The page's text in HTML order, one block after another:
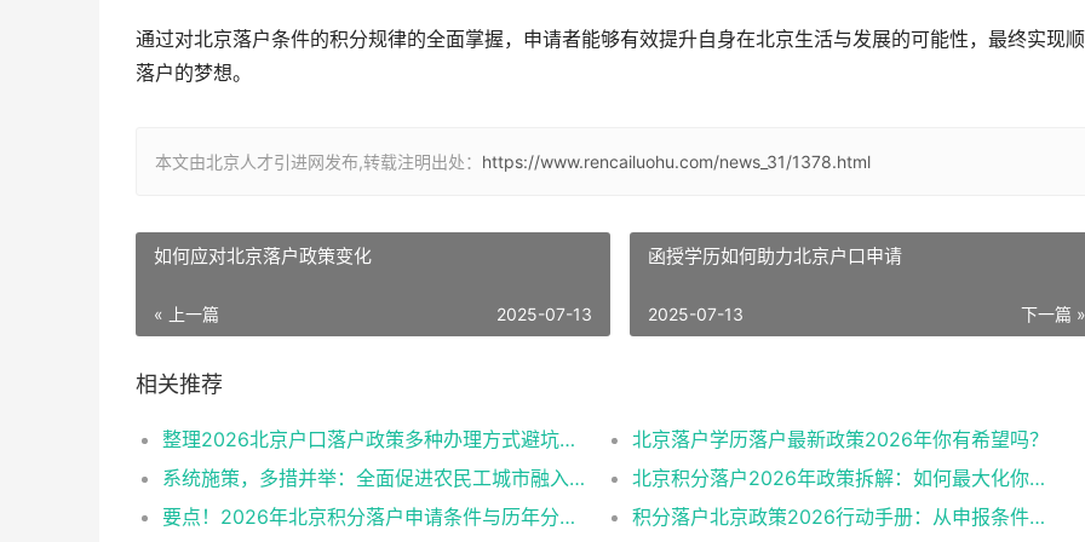
通过对北京落户条件的积分规律的全面掌握，申请者能够有效提升自身在北京生活与发展的可能性，最终实现
落户的梦想。
本文由北京人才引进网发布,转载注明出处： https://www.rencailuohu.com/news_31/1378.html
如何应对北京落户政策变化
« 上一篇 2025-07-13
函授学历如何助力北京户口申请
下一篇 »
2025-07-13
相关推荐
整理2026北京户口落户政策多种办理方式避坑指南
北京落户学历落户最新政策2026年你有希望吗？
系统施策，多措并举：全面促进农民工城市融入与社会融合
北京积分落户2026年政策拆解：如何最大化你的积分？
要点！2026年北京积分落户申请条件与历年分数线趋势
积分落户北京政策2026行动手册：从申报条件到办理流程